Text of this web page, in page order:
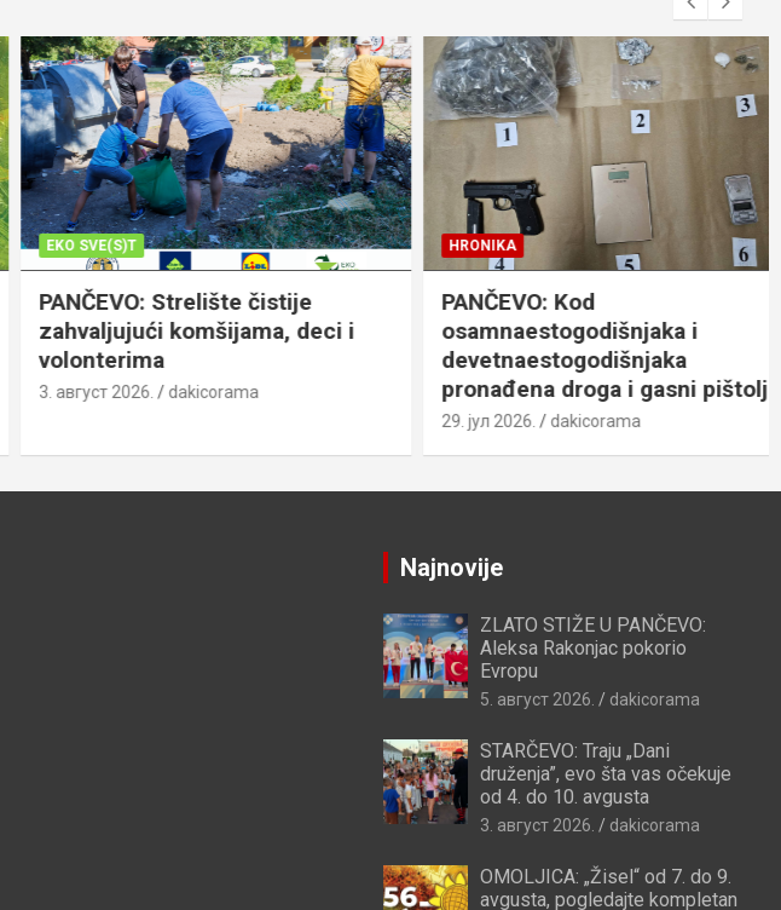
EKO SVE(S)T
PANČEVO: Strelište čistije
zahvaljujući komšijama, deci i
volonterima
3. август 2026. dakicorama
HRONIKA
PANČEVO: Kod
osamnaestogodišnjaka i
devetnaestogodišnjaka
pronađena droga i gasni pištolj
29. јул 2026. dakicorama
Najnovije
ZLATO STIŽE U PANČEVO:
Aleksa Rakonjac pokorio
Evropu
5. август 2026. dakicorama
STARČEVO: Traju „Dani
druženja”, evo šta vas očekuje
od 4. do 10. avgusta
3. август 2026. dakicorama
OMOLJICA: „Žisel“ od 7. do 9.
avgusta, pogledajte kompletan